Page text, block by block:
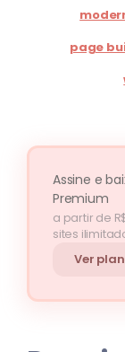
page
Assine e
Premium
a partir de
sites
Ver